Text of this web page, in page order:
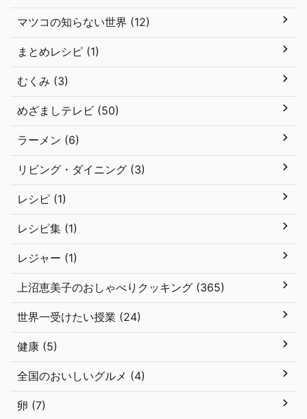
マツコの知らない世界 (12)
まとめレシピ (1)
むくみ (3)
めざましテレビ (50)
ラーメン (6)
リビング・ダイニング (3)
レシピ (1)
レシピ集 (1)
レジャー (1)
上沼恵美子のおしゃべりクッキング (365)
世界一受けたい授業 (24)
健康 (5)
全国のおいしいグルメ (4)
卵 (7)